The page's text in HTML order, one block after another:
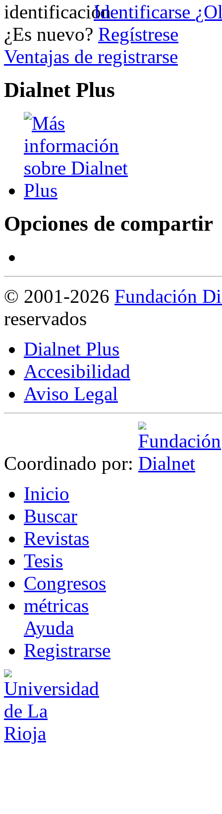
Identificarse
¿Es nuevo? Regístrese
Ventajas de registrarse
Dialnet Plus
Opciones de compartir
© 2001-2026 Fundación
reservados
Dialnet Plus
Accesibilidad
Aviso Legal
Coordinado por:
Inicio
Buscar
Revistas
Tesis
Congresos
métricas
Ayuda
Registrarse